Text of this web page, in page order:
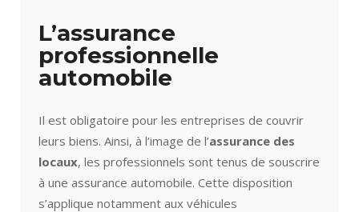
L’assurance
professionnelle
automobile
Il est obligatoire pour les entreprises de couvrir
leurs biens. Ainsi, à l’image de l’assurance des
locaux, les professionnels sont tenus de souscrire
à une assurance automobile. Cette disposition
s’applique notamment aux véhicules